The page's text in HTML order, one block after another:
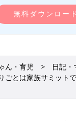
無料ダウンロード
ん・育児 日記・
ごとは家族サミット